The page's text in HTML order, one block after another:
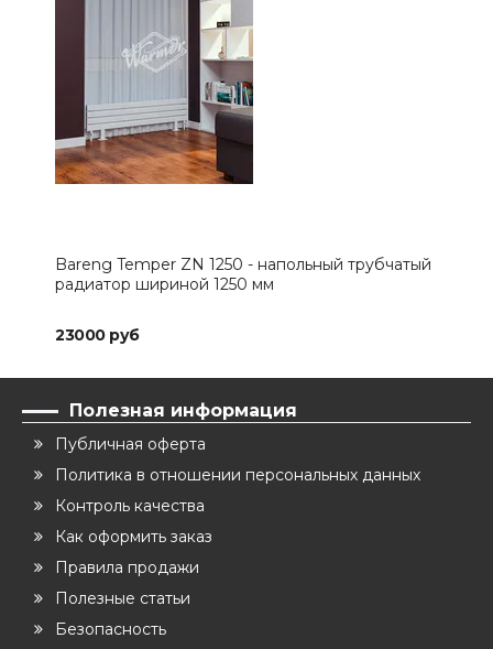
Bareng Temper ZN 1250 - напольный трубчатый
радиатор шириной 1250 мм
23000 руб
Полезная информация
Публичная оферта
Политика в отношении персональных данных
Контроль качества
Как оформить заказ
Правила продажи
Полезные статьи
Безопасность